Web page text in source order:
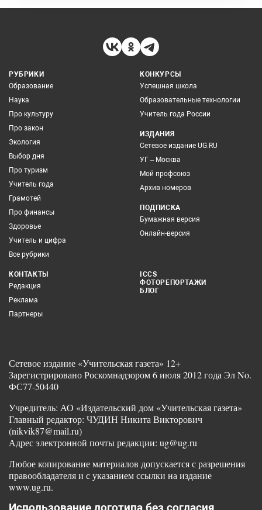
РУБРИКИ
Образование
Наука
Про культуру
Про закон
Экология
Выбор дня
Про туризм
Учитель года
Грамотей
Про финансы
Здоровье
Учитель и цифра
Все рубрики
КОНКУРСЫ
Успешная школа
Образовательные технологии
Учитель года России
ИЗДАНИЯ
Сетевое издание UG.RU
УГ – Москва
Мой профсоюз
Архив номеров
ПОДПИСКА
Бумажная версия
Онлайн-версия
КОНТАКТЫ
Редакция
Реклама
Партнеры
ICCS
ФОТОРЕПОРТАЖИ
БЛОГ
Сетевое издание «Учительская газета» 12+
Зарегистрировано Роскомнадзором 6 июля 2012 года Эл No.
ФС77-50440
Учредитель: АО «Издательский дом «Учительская газета»
Главный редактор: ЧУДИН Никита Викторович
(nikvik87@mail.ru)
Адрес электронной почты редакции: ug@ug.ru
Любое копирование материалов допускается с разрешения
правообладателя и с указанием ссылки на издание
www.ug.ru.